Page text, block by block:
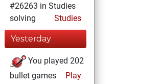
#26263 in Studies
solving
Studies
Yesterday
You played 202
bullet games
Play